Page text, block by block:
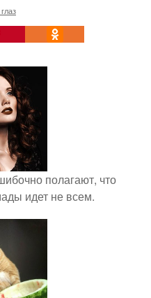
полагают, что
идет не всем.